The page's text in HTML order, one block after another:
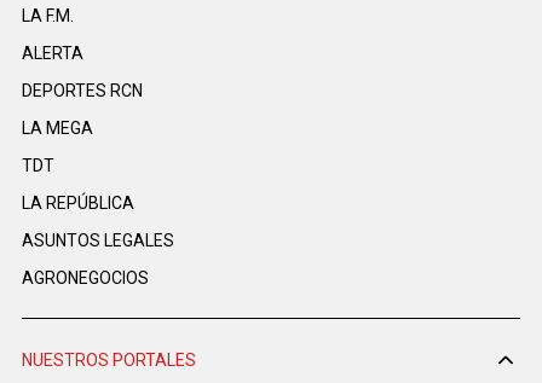
LA F.M.
ALERTA
DEPORTES RCN
LA MEGA
TDT
LA REPÚBLICA
ASUNTOS LEGALES
AGRONEGOCIOS
NUESTROS PORTALES